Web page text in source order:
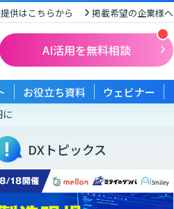
供はこちらから 掲載希望の企業様へ
AI活用を無料相談
お役立ち資料 ウェビナー
DXトピックス